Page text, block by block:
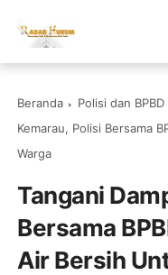
Beranda Polisi dan
Kemarau, Polisi Bersama
Warga
Tangani
Bersama
Air Bersih